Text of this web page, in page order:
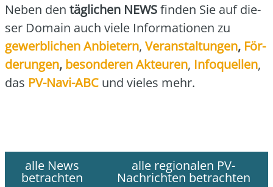
Neben den täg­li­chen NEWSfin­den Sie auf die­
ser Domain auch vie­le Infor­ma­tio­nen zu
gewerb­li­chen Anbie­tern, Ver­an­stal­tun­gen, För­
de­run­gen, beson­de­ren Akteu­ren, Info­quel­len,
das PV-Navi-ABC und vie­les mehr.
alle News
betrachten
alle regionalen PV-
Nachrichten betrachten